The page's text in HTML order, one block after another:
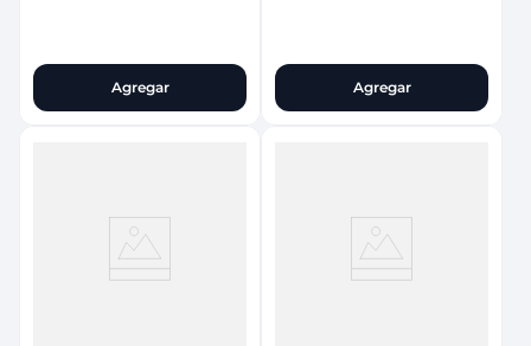
Agregar Agregar